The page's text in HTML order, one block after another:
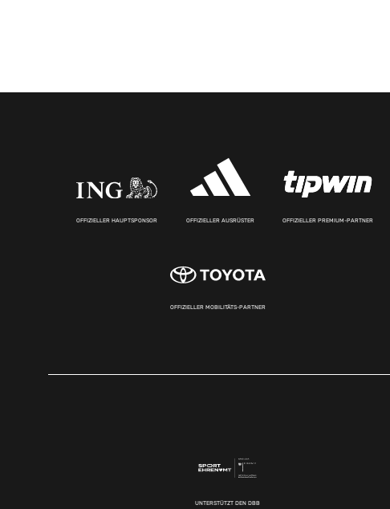
OFFIZIELLER HAUPTSPONSOR OFFIZIELLER AUSRÜSTER OFFIZIELLER PREMIUM-PARTNER
OFFIZIELLER MOBILITÄTS-PARTNER
UNTERSTÜTZT DEN DBB